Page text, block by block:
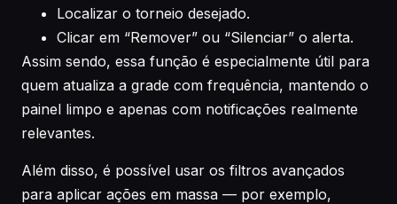
Localizar o torneio desejado.
Clicar em “Remover” ou “Silenciar” o alerta.
Assim sendo, essa função é especialmente útil para
quem atualiza a grade com frequência, mantendo o
painel limpo e apenas com notificações realmente
relevantes.
Além disso, é possível usar os filtros avançados
para aplicar ações em massa — por exemplo,